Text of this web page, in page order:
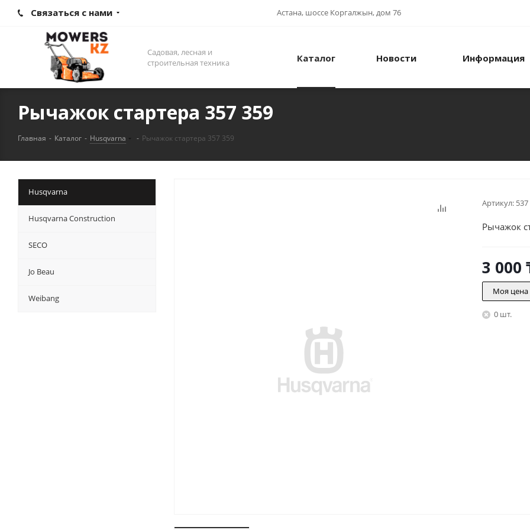
Связаться с нами Астана, шоссе Коргалжын, дом 76
Садовая, лесная и
строительная техника
Каталог Новости Информация
Рычажок стартера 357 359
Главная - Каталог - Husqvarna - Рычажок стартера 357 359
Артикул:
Рычажок
3 000
Моя цена
0 шт.
Husqvarna
Husqvarna Construction
SECO
Jo Beau
Weibang